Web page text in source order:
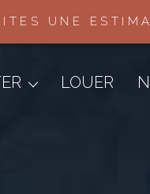
UNE
LOUER